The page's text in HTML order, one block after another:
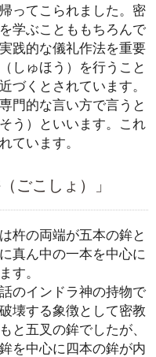
ってこられました。密
学ぶことももちろんで
践的な儀礼作法を重要
しゅほう）を行うこと
づくとされています。
門的な言い方で言うと
う）といいます。これ
ています。
ごこしょ）」
杵の両端が五本の鉾と
真ん中の一本を中心に
す。
のインドラ神の持物で
壊する象徴として密教
と五叉の鉾でしたが、
を中心に四本の鉾が内